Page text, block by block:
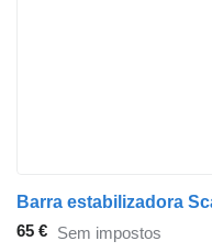
65 € Sem impostos